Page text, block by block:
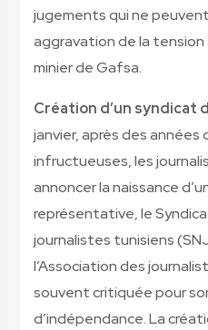
jugements qui ne
aggravation de la tension
minier de Gafsa.
Création d’un syndicat
janvier, après des
infructueuses, les
annoncer la naissance
représentative, le
journalistes tunisiens
l’Association des
souvent critiquée pour
d’indépendance. La